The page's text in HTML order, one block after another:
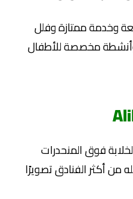
وخدمة ممتازة وفلل
وأنشطة مخصصة للأطفال
فوق المنحدرات
من أكثر الفنادق تصويرًا